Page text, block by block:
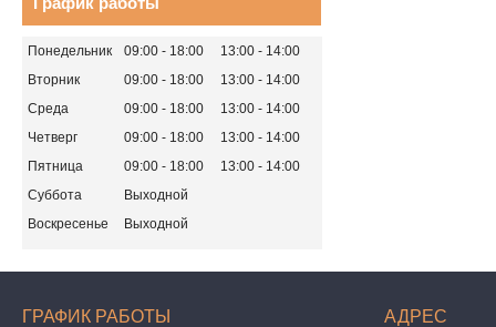
Понедельник 09:00 18:00 13:00
14:00
Вторник
09:00 18:00 13:00
14:00
Среда
09:00 18:00 13:00
14:00
Четверг
09:00 18:00 13:00
14:00
Пятница
09:00 18:00 13:00
14:00
Суббота
Выходной
Воскресенье
Выходной
ГРАФИК РАБОТЫ